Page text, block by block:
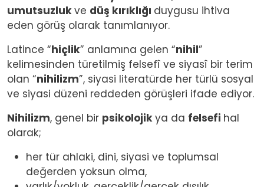
umutsuzlukve düş kırıklığı duygusu ihtiva
eden görüş olarak tanımlanıyor.
Latince “hiçlik” anlamına gelen “nihil”
kelimesinden türetilmiş felsefî ve siyasî bir terim
olan “nihilizm”, siyasi literatürde her türlü sosyal
ve siyasi düzeni reddeden görüşleri ifade ediyor.
Nihilizm, genel bir psikolojikya da felsefi hal
olarak;
her tür ahlaki, dini, siyasi ve toplumsal
değerden yoksun olma,